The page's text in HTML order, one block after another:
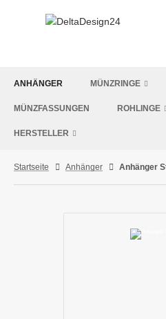
ANHÄNGER MÜNZRINGE
MÜNZFASSUNGEN ROHLINGE
HERSTELLER
Startseite Anhänger